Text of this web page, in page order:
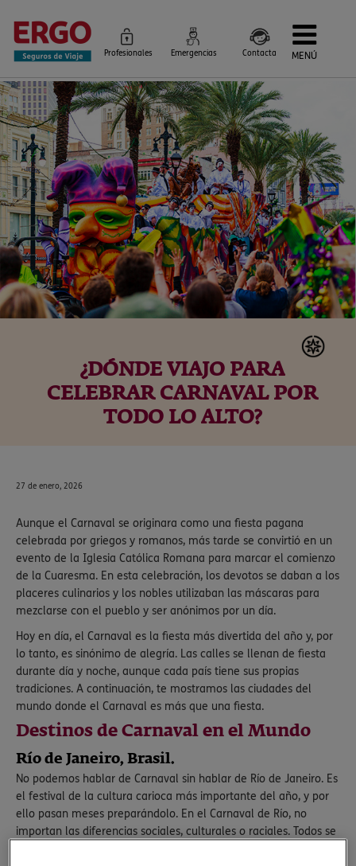
Profesionales Emergencias Contacta MENÚ
Seguros de Viaje
Seguros por destino
Más Seguros
Blog
Siniestros e Instrucciones
Información Corporativa
Servicios
¿DÓNDE VIAJO PARA
CELEBRAR CARNAVAL POR
TODO LO ALTO?
27 de enero, 2026
Aunque el Carnaval se originara como una fiesta pagana
celebrada por griegos y romanos, más tarde se convirtió en un
evento de la Iglesia Católica Romana para marcar el comienzo
de la Cuaresma. En esta celebración, los devotos se daban a los
placeres culinarios y los nobles utilizaban las máscaras para
mezclarse con el pueblo y ser anónimos por un día.
Hoy en día, el Carnaval es la fiesta más divertida del año y, por
lo tanto, es sinónimo de alegría. Las calles se llenan de fiesta
durante día y noche, aunque cada país tiene sus propias
tradiciones. A continuación, te mostramos las ciudades del
mundo donde el Carnaval es más que una fiesta.
Destinos de Carnaval en el Mundo
Río de Janeiro, Brasil.
No podemos hablar de Carnaval sin hablar de Río de Janeiro. Es
el festival de la cultura carioca más importante del año, y por
ello pasan meses preparándolo. En el Carnaval de Río, no
importan las diferencias sociales, culturales o raciales. Todos se